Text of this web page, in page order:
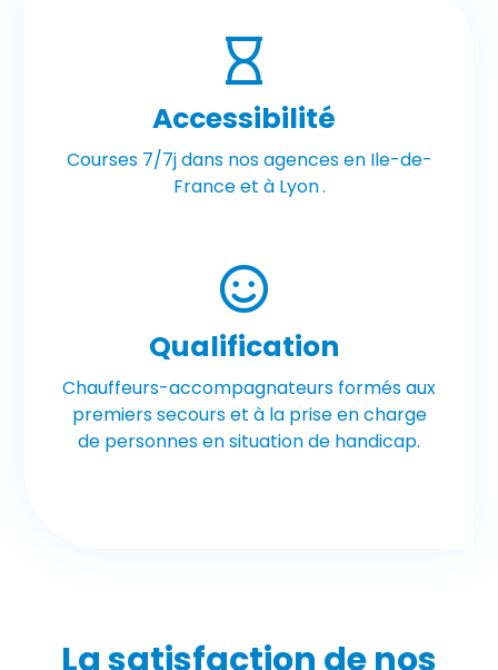
Accessibilité
Courses 7/7j dans nos agences en Ile-de-
France et à Lyon.
Qualification
Chauffeurs-accompagnateurs formés aux
premiers secours et à la prise en charge
de personnes en situation de handicap.
La satisfaction de nos